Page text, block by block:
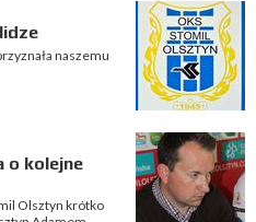
naszemu
o kolejne
Olsztyn krótko